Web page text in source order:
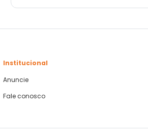
Institucional
Anuncie
Fale conosco